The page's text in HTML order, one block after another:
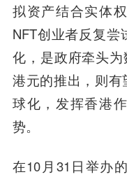
拟资产结合实体
NFT创业者反复
化，是政府牵头
港元的推出，则
球化，发挥香港
势。
在10月31日举办